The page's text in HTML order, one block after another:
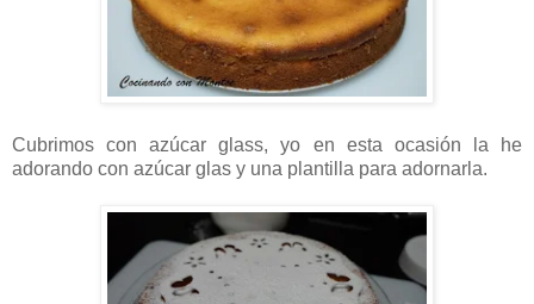
Cubrimos con azúcar glass, yo en esta ocasión la he
adorando con azúcar glas y una plantilla para adornarla.